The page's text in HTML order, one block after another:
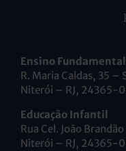
Ensino
R. Maria Caldas, 35 –
Niterói – RJ, 24365-
Educação Infantil
Rua Cel. João
Niterói – RJ, 24365-